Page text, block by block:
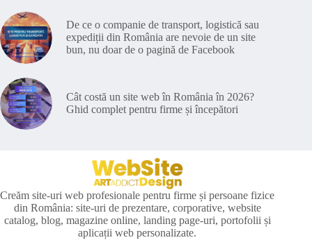
De ce o companie de transport, logistică sau
expediții din România are nevoie de un site
bun, nu doar de o pagină de Facebook
Cât costă un site web în România în 2026?
Ghid complet pentru firme și începători
Creăm site-uri web profesionale pentru firme și persoane fizice
din România: site-uri de prezentare, corporative, website
catalog, blog, magazine online, landing page-uri, portofolii și
aplicații web personalizate.